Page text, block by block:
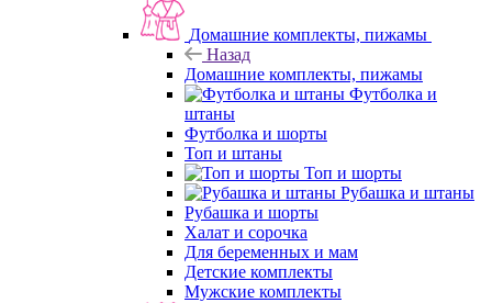
Домашние комплекты, пижамы
Назад
Домашние комплекты, пижамы
Футболка и
штаны
Футболка и шорты
Топ и штаны
Топ и шорты
Рубашка и штаны
Рубашка и шорты
Халат и сорочка
Для беременных и мам
Детские комплекты
Мужские комплекты